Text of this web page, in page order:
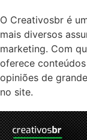
O Creativosbr é
mais diversos
marketing. Com
oferece
opiniões de
no site.